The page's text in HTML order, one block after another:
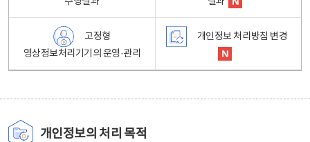
고정형
영상정보처리기기의 운영·관리
개인정보 처리방침 변경
개인정보의 처리 목적